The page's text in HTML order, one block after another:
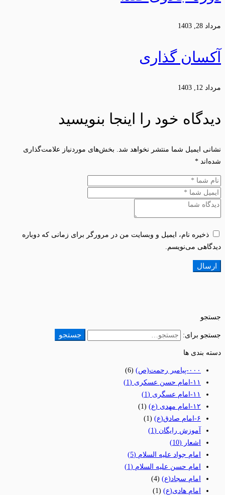
مرداد 28, 1403
آکسان گذاری
مرداد 12, 1403
دیدگاه خود را اینجا بنویسید
نشانی ایمیل شما منتشر نخواهد شد.
بخش‌های موردنیاز علامت‌گذاری
شده‌اند *
ذخیره نام، ایمیل و وبسایت من در مرورگر برای زمانی که دوباره
دیدگاهی می‌نویسم.
جستجو
جستجو برای: جستجو
دسته بندی ها
٠٠٠-پیامبر رحمت(ص)
(6)
١١-امام حسن عسکری
(1)
١١-امام عسگری
(1)
١٢-امام مهدی (ع)
(1)
۶-امام صادق(ع)
(1)
آموزش رایگان (1)
اشعار (10)
امام جواد علیه السلام (5)
امام حسن علیه السلام (1)
امام سجاد(ع) (4)
امام هادی(ع) (1)